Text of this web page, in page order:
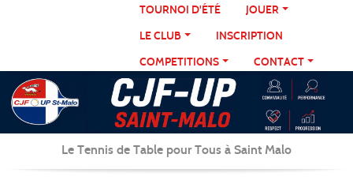
TOURNOI D'ÉTÉ
JOUER
LE CLUB
INSCRIPTION
COMPETITIONS
CONTACT
Le Tennis de Table pour Tous à Saint Malo
Panneau de gestion des cookies